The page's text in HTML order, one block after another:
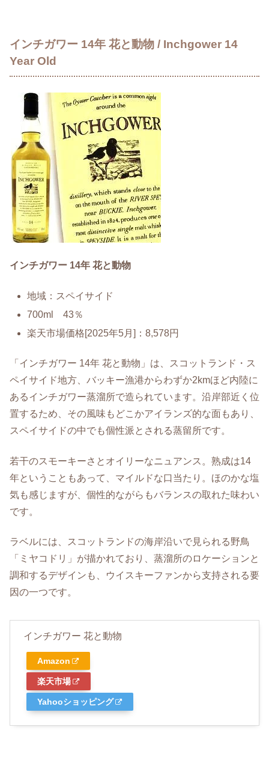
インチガワー 14年 花と動物 / Inchgower 14
Year Old
インチガワー 14年 花と動物
地域：スペイサイド
700ml 43％
楽天市場価格[2025年5月]：8,578円
「インチガワー 14年 花と動物」は、スコットランド・ス
ペイサイド地方、バッキー漁港からわずか2kmほど内陸に
あるインチガワー蒸溜所で造られています。沿岸部近く位
置するため、その風味もどこかアイランズ的な面もあり、
スペイサイドの中でも個性派とされる蒸留所です。
若干のスモーキーさとオイリーなニュアンス。熟成は14
年ということもあって、マイルドな口当たり。ほのかな塩
気も感じますが、個性的ながらもバランスの取れた味わい
です。
ラベルには、スコットランドの海岸沿いで見られる野鳥
「ミヤコドリ」が描かれており、蒸溜所のロケーションと
調和するデザインも、ウイスキーファンから支持される要
因の一つです。
インチガワー 花と動物
Amazon
楽天市場
Yahooショッピング